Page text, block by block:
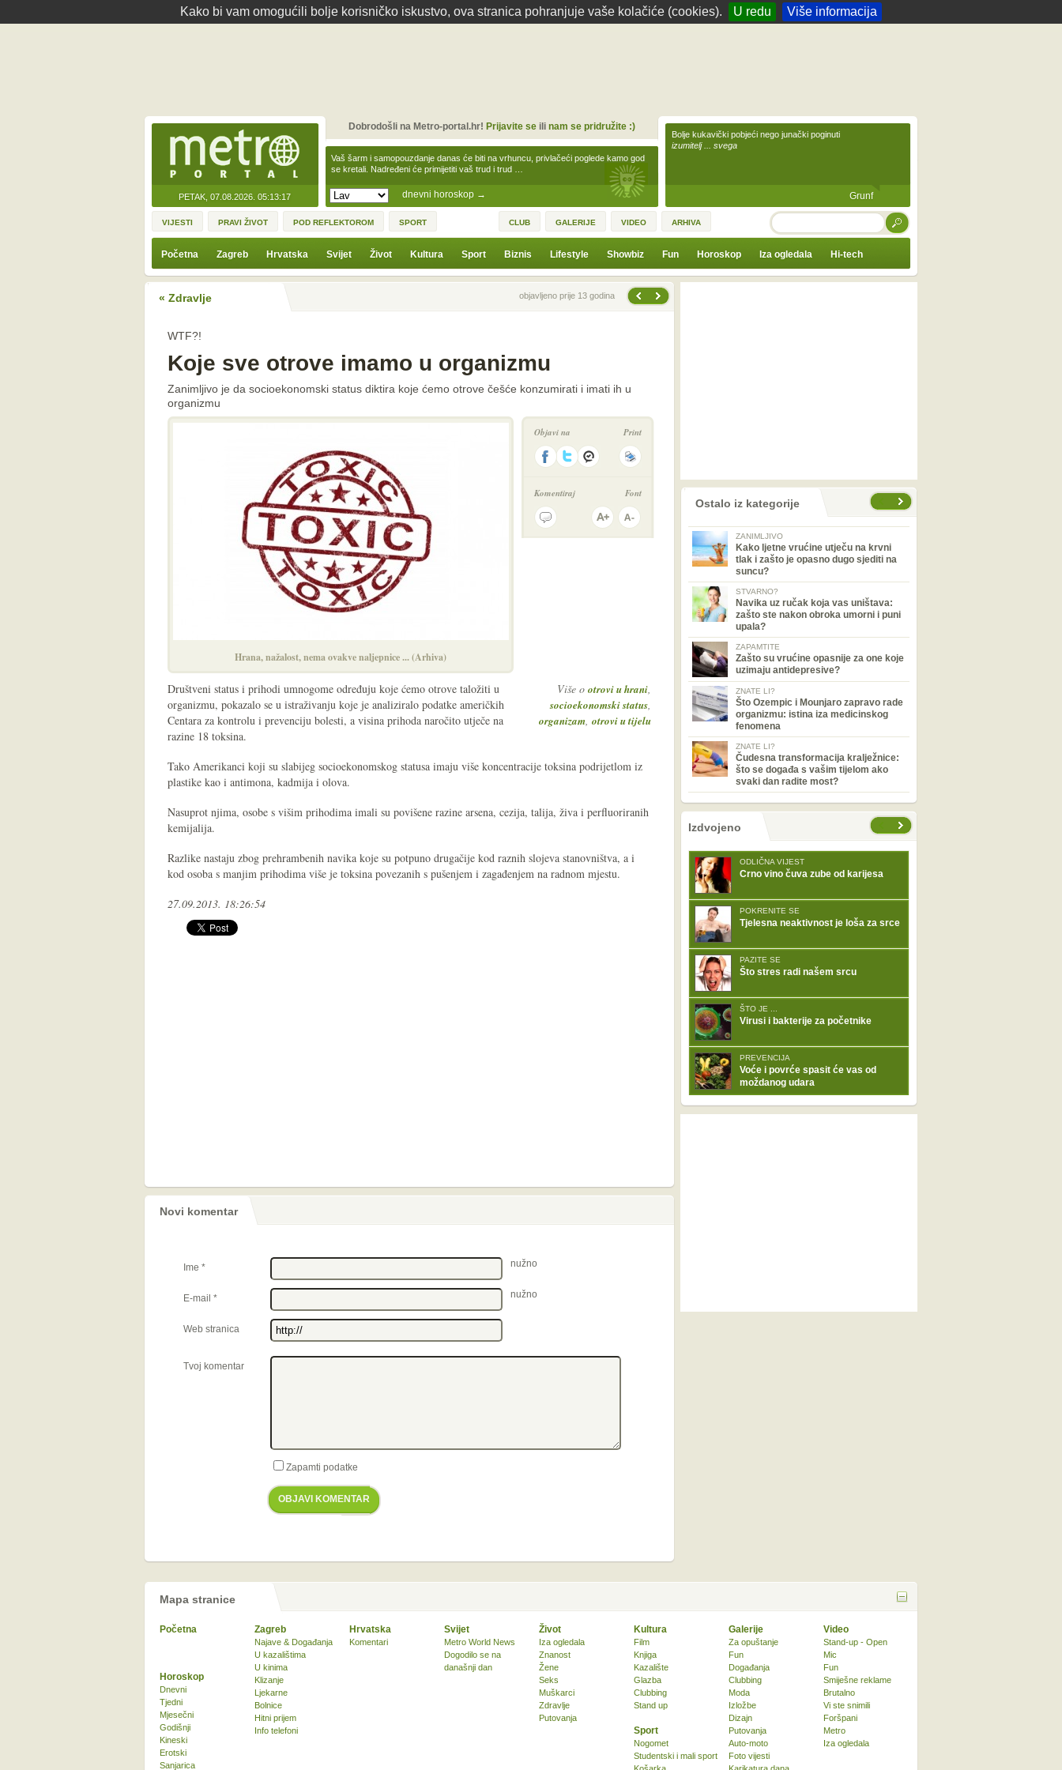
Kako bi vam omogućili bolje korisničko iskustvo, ova stranica pohranjuje vaše kolačiće (cookies). U redu Više informacija
PETAK, 07.08.2026. 05:13:17 dnevni horoskop →
Vaš šarm i samopouzdanje danas će biti na vrhuncu, privlačeći poglede kamo god
se kretali. Nadređeni će primijetiti vaš trud i trud …
Dobrodošli na Metro-portal.hr! Prijavite seili nam se pridružite :)
Bolje kukavički pobjeći nego junački poginuti
izumitelj ... svega
Grunf
VIJESTI PRAVI ŽIVOT POD REFLEKTOROM SPORT CLUB GALERIJE VIDEO ARHIVA TRAŽI
Početna Zagreb Hrvatska Svijet Život Kultura Sport Biznis Lifestyle Showbiz Fun Horoskop Iza ogledala Hi-tech
« Zdravlje objavljeno prije 13 godina
WTF?!
Koje sve otrove imamo u organizmu
Zanimljivo je da socioekonomski status diktira koje ćemo otrove češće konzumirati i imati ih u
organizmu
Hrana, nažalost, nema ovakve naljepnice ... (Arhiva)
Objavi na Print
Komentiraj Font
Više o otrovi u hrani,
socioekonomski status,
organizam, otrovi u tijelu
Društveni status i prihodi umnogome određuju koje ćemo otrove taložiti u
organizmu, pokazalo se u istraživanju koje je analiziralo podatke američkih
Centara za kontrolu i prevenciju bolesti, a visina prihoda naročito utječe na
razine 18 toksina.
Tako Amerikanci koji su slabijeg socioekonomskog statusa imaju više koncentracije toksina podrijetlom iz
plastike kao i antimona, kadmija i olova.
Nasuprot njima, osobe s višim prihodima imali su povišene razine arsena, cezija, talija, živa i perfluoriranih
kemijalija.
Razlike nastaju zbog prehrambenih navika koje su potpuno drugačije kod raznih slojeva stanovništva, a i
kod osoba s manjim prihodima više je toksina povezanih s pušenjem i zagađenjem na radnom mjestu.
27.09.2013. 18:26:54
Novi komentar
Ime * nužno
E-mail * nužno
Web stranica
Tvoj komentar
Zapamti podatke
OBJAVI KOMENTAR
prethodno Ostalo iz kategorije
ZANIMLJIVO
Kako ljetne vrućine utječu na krvni
tlak i zašto je opasno dugo sjediti na
suncu?
STVARNO?
Navika uz ručak koja vas uništava:
zašto ste nakon obroka umorni i puni
upala?
ZAPAMTITE
Zašto su vrućine opasnije za one koje
uzimaju antidepresive?
ZNATE LI?
Što Ozempic i Mounjaro zapravo rade
organizmu: istina iza medicinskog
fenomena
ZNATE LI?
Čudesna transformacija kralježnice:
što se događa s vašim tijelom ako
svaki dan radite most?
nema prethodne stranice
sljedećeIzdvojeno
ODLIČNA VIJEST
Crno vino čuva zube od karijesa
POKRENITE SE
Tjelesna neaktivnost je loša za srce
PAZITE SE
Što stres radi našem srcu
ŠTO JE ...
Virusi i bakterije za početnike
PREVENCIJA
Voće i povrće spasit će vas od
moždanog udara
Mapa stranice
Početna Zagreb
Najave & Događanja
U kazalištima
U kinima
Klizanje
Ljekarne
Bolnice
Hitni prijem
Info telefoni
Hrvatska
Komentari
Svijet
Metro World News
Dogodilo se na
današnji dan
Život
Iza ogledala
Znanost
Žene
Seks
Muškarci
Zdravlje
Putovanja
Kultura
Film
Knjiga
Kazalište
Glazba
Clubbing
Stand up
Sport
Nogomet
Studentski i mali sport
Horoskop
Dnevni
Tjedni
Mjesečni
Godišnji
Kineski
Erotski
Sanjarica
Galerije
Za opuštanje
Fun
Događanja
Clubbing
Moda
Izložbe
Dizajn
Putovanja
Auto-moto
Foto vijesti
Video
Stand-up - Open
Mic
Fun
Smiješne reklame
Brutalno
Vi ste snimili
Foršpani
Metro
Iza ogledala